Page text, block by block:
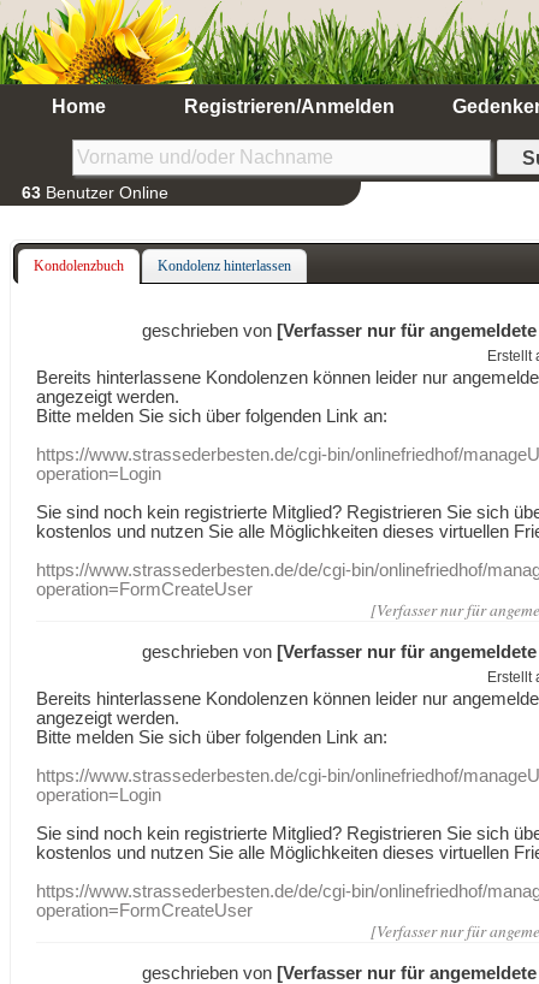
Home Registrieren/Anmelden
63 Benutzer Online
Kondolenzbuch Kondolenz hinterlassen
geschrieben von [Verfasser nur für
Erstellt
Bereits hinterlassene Kondolenzen können leider nur
angezeigt werden.
Bitte melden Sie sich über folgenden Link an:
https://www.strassederbesten.de/cgi-bin/onlinefriedhof/
operation=Login
Sie sind noch kein registrierte Mitglied? Registrieren Sie sich
kostenlos und nutzen Sie alle Möglichkeiten dieses virtuellen
https://www.strassederbesten.de/de/cgi-bin/onlinefriedhof/
operation=FormCreateUser
[Verfasser nur für
geschrieben von [Verfasser nur für
Erstellt
Bereits hinterlassene Kondolenzen können leider nur
angezeigt werden.
Bitte melden Sie sich über folgenden Link an:
https://www.strassederbesten.de/cgi-bin/onlinefriedhof/
operation=Login
Sie sind noch kein registrierte Mitglied? Registrieren Sie sich
kostenlos und nutzen Sie alle Möglichkeiten dieses virtuellen
https://www.strassederbesten.de/de/cgi-bin/onlinefriedhof/
operation=FormCreateUser
[Verfasser nur für
geschrieben von [Verfasser nur für